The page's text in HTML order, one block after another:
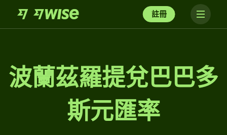
註冊
波蘭茲羅提兌巴巴多
斯元匯率